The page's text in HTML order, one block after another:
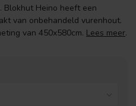
Blokhut Heino heeft een
van onbehandeld vurenhout.
van 450x580cm. Lees meer.